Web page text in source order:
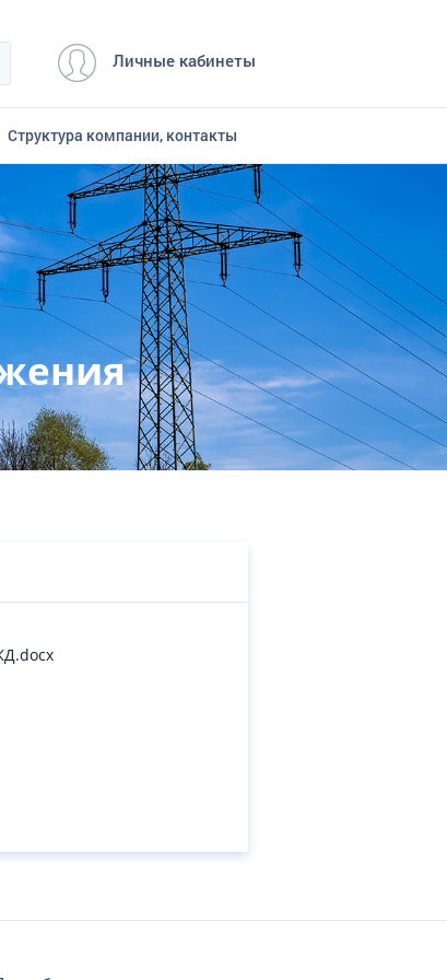
Личные кабинеты
Структура компании, контакты